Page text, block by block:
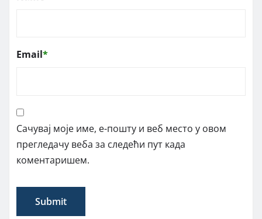
Email*
Сачувај моје име, е-пошту и веб место у овом
прегледачу веба за следећи пут када
коментаришем.